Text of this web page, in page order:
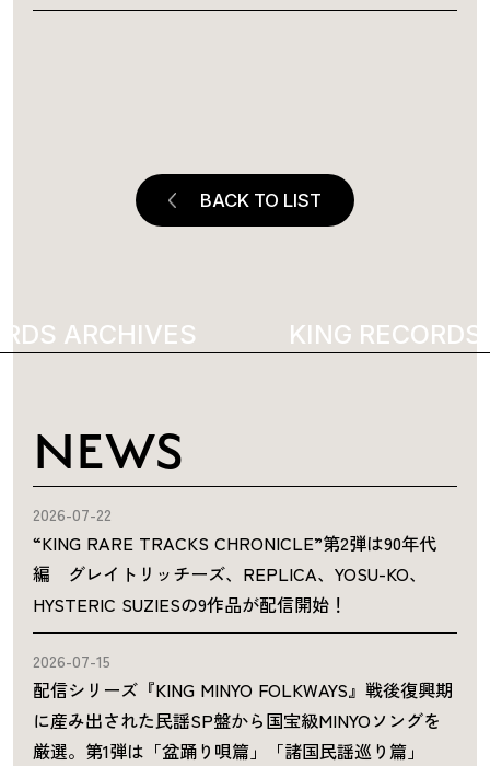
BACK TO LIST
ARCHIVES 8998 KING RECORDS
NEWS
2026-07-22
“KING RARE TRACKS CHRONICLE”第2弾は90年代
編 グレイトリッチーズ、REPLICA、YOSU-KO、
HYSTERIC SUZIESの9作品が配信開始！
2026-07-15
配信シリーズ『KING MINYO FOLKWAYS』戦後復興期
に産み出された民謡SP盤から国宝級MINYOソングを
厳選。第1弾は「盆踊り唄篇」「諸国民謡巡り篇」